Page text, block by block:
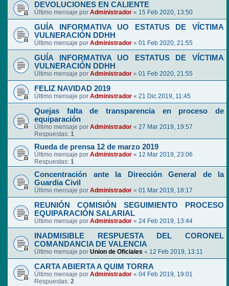
DEVOLUCIONES EN CALIENTE
Último mensaje por Administrador « 15 Feb 2020, 13:50
GUÍA INFORMATIVA UO ESTATUS DE VÍCTIMA
VULNERACIÓN DDHH
Último mensaje por Administrador « 01 Feb 2020, 21:55
GUÍA INFORMATIVA UO ESTATUS DE VÍCTIMA
VULNERACIÓN DDHH
Último mensaje por Administrador « 01 Feb 2020, 21:55
FELIZ NAVIDAD 2019
Último mensaje por Administrador « 21 Dic 2019, 11:45
Quejas falta de transparencia en proceso de
equiparación
Último mensaje por Administrador « 27 Mar 2019, 19:57
Respuestas: 1
Rueda de prensa 12 de marzo 2019
Último mensaje por Administrador « 12 Mar 2019, 23:06
Respuestas: 1
Concentración ante la Dirección General de la
Guardia Civil
Último mensaje por Administrador « 01 Mar 2019, 18:17
REUNIÓN COMISIÓN SEGUIMIENTO PROCESO
EQUIPARACIÓN SALARIAL
Último mensaje por Administrador « 24 Feb 2019, 13:44
INADMISIBLE RESPUESTA DEL CORONEL
COMANDANCIA DE VALENCIA
Último mensaje por Union de Oficiales « 12 Feb 2019, 13:11
CARTA ABIERTA A QUIM TORRA
Último mensaje por Administrador « 04 Feb 2019, 19:01
Respuestas: 2